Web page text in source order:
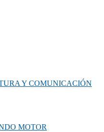
Y COMUNICACIÓN
MOTOR